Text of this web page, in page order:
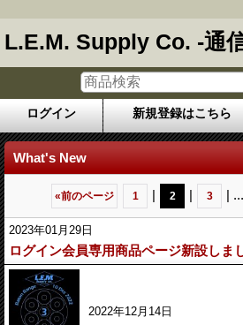
L.E.M. Supply Co. -通
ログイン 新規登録はこちら
What's New
«前のページ 1 | 2 | 3 | ...
2023年01月29日
ログイン会員専用商品ページ新設しま
2022年12月14日